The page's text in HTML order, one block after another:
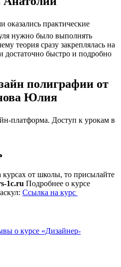
оказались практические
нужно было выполнять
теория сразу закреплялась на
достаточно быстро и подробно
полиграфии от
Юлия
платформа. Доступ к урокам в
от школы, то присылайте
1c.ru Подробнее о курсе
Ссылка на курс
о курсе «Дизайнер-